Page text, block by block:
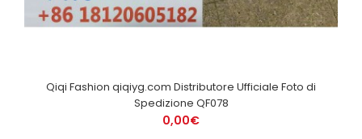
Qiqi Fashion qiqiyg.com Distributore Ufficiale Foto di
Spedizione QF078
0,00€